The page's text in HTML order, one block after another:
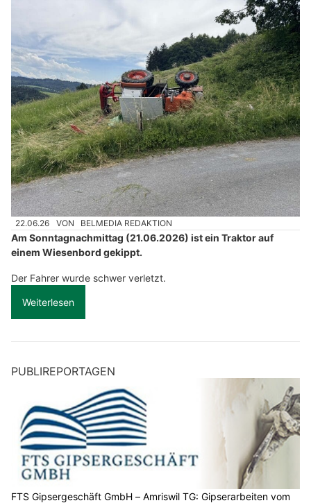
22.06.26 VON BELMEDIA REDAKTION
Am Sonntagnachmittag (21.06.2026) ist ein Traktor auf
einem Wiesenbord gekippt.
Der Fahrer wurde schwer verletzt.
Weiterlesen
PUBLIREPORTAGEN
FTS Gipsergeschäft GmbH – Amriswil TG: Gipserarbeiten vom